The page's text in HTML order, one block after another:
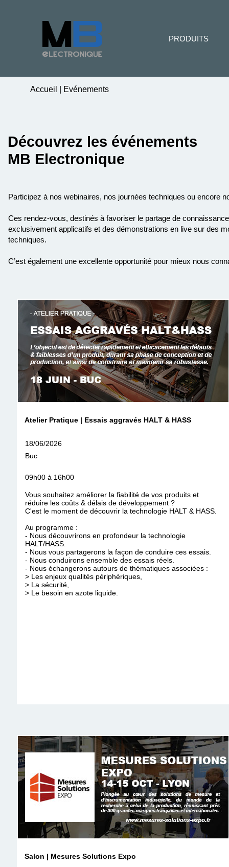
Accueil Evénements
Découvrez les événements
MB Electronique
18/06/2026
Buc
09h00 à 16h00
Vous souhaitez améliorer la fiabilité de vos produits et
réduire les coûts & délais de développement ?
C'est le moment de découvrir la technologie HALT & HASS.
Au programme :
- Nous découvrirons en profondeur la technologie
HALT/HASS.
- Nous vous partagerons la façon de conduire ces essais.
- Nous conduirons ensemble des essais réels.
- Nous échangerons autours de thématiques associées :
> Les enjeux qualités périphériques,
> La sécurité,
> Le besoin en azote liquide.
Atelier Pratique | Essais aggravés HALT & HASS
Salon | Mesures Solutions Expo
Participez à nos webinaires, nos journées techniques ou encore
Ces rendez-vous, destinés à favoriser le partage de
exclusivement applicatifs et des démonstrations en live sur des
techniques.
C’est également une excellente opportunité pour mieux nous
PRODUITS